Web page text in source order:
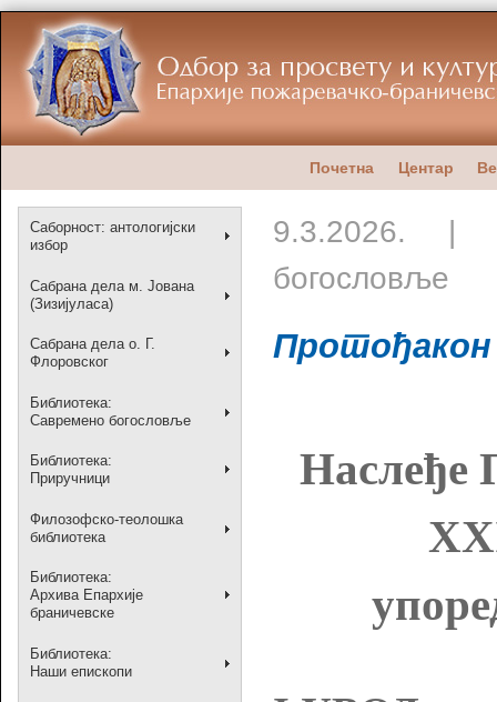
Почетна Центар
Саборност: антологијски
избор
Сабрана дела м. Јована
(Зизијуласа)
Сабрана дела о. Г.
Флоровског
Библиотека:
Савремено богословље
Библиотека:
Приручници
Филозофско-теолошка
библиотека
Библиотека:
Архива Епархије
браничевске
Библиотека:
Наши епископи
9.3.2026. |
богословље
Наслеђе